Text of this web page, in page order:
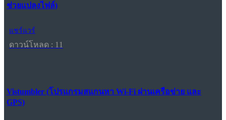
ช่วยแปลงไฟล์)
แชร์แวร์
ดาวน์โหลด : 11
Vistumbler (โปรแกรมสแกนหา Wi-Fi ผ่านเครือข่าย และ
GPS)